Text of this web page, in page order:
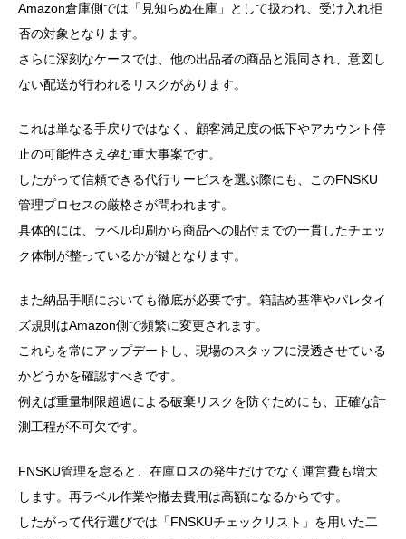
Amazon倉庫側では「見知らぬ在庫」として扱われ、受け入れ拒
否の対象となります。
さらに深刻なケースでは、他の出品者の商品と混同され、意図し
ない配送が行われるリスクがあります。
これは単なる手戻りではなく、顧客満足度の低下やアカウント停
止の可能性さえ孕む重大事案です。
したがって信頼できる代行サービスを選ぶ際にも、このFNSKU
管理プロセスの厳格さが問われます。
具体的には、ラベル印刷から商品への貼付までの一貫したチェッ
ク体制が整っているかが鍵となります。
また納品手順においても徹底が必要です。箱詰め基準やパレタイ
ズ規則はAmazon側で頻繁に変更されます。
これらを常にアップデートし、現場のスタッフに浸透させている
かどうかを確認すべきです。
例えば重量制限超過による破棄リスクを防ぐためにも、正確な計
測工程が不可欠です。
FNSKU管理を怠ると、在庫ロスの発生だけでなく運営費も増大
します。再ラベル作業や撤去費用は高額になるからです。
したがって代行選びでは「FNSKUチェックリスト」を用いた二